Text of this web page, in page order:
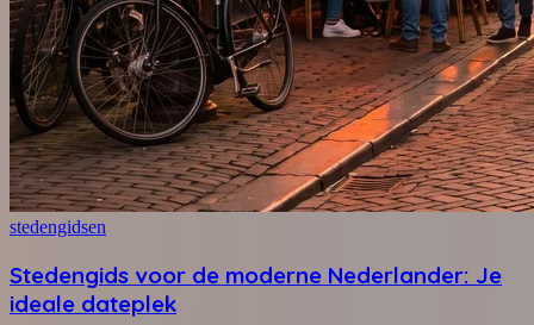
stedengidsen
Stedengids voor de moderne Nederlander: Je
ideale dateplek